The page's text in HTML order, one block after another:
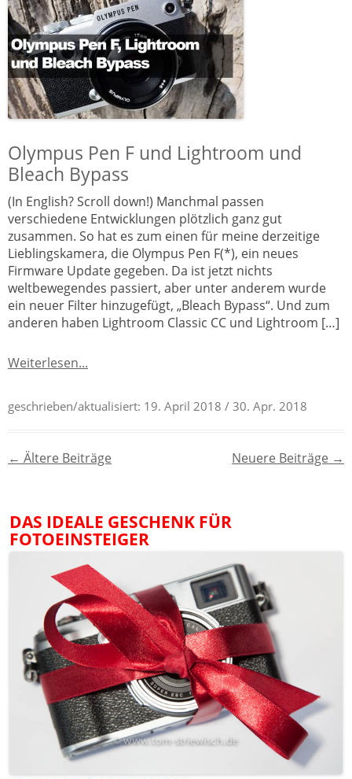
Olympus Pen F und Lightroom und
Bleach Bypass
(In English? Scroll down!) Manchmal passen
verschiedene Entwicklungen plötzlich ganz gut
zusammen. So hat es zum einen für meine derzeitige
Lieblingskamera, die Olympus Pen F(*), ein neues
Firmware Update gegeben. Da ist jetzt nichts
weltbewegendes passiert, aber unter anderem wurde
ein neuer Filter hinzugefügt, „Bleach Bypass“. Und zum
anderen haben Lightroom Classic CC und Lightroom […]
Weiterlesen...
geschrieben/aktualisiert: 19. April 2018 / 30. Apr. 2018
Beitragsnavigation
← Ältere Beiträge Neuere Beiträge →
DAS IDEALE GESCHENK FÜR
FOTOEINSTEIGER